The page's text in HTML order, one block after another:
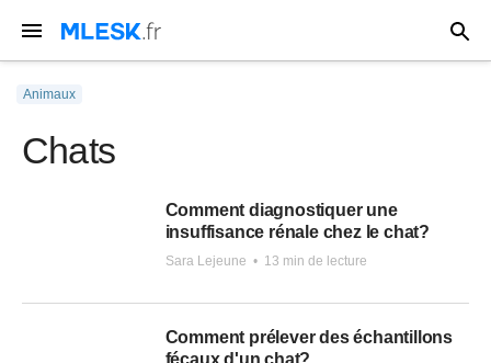
Animaux
Chats
Comment diagnostiquer une
insuffisance rénale chez le chat?
Sara Lejeune • 13 min de lecture
Comment prélever des échantillons
fécaux d'un chat?